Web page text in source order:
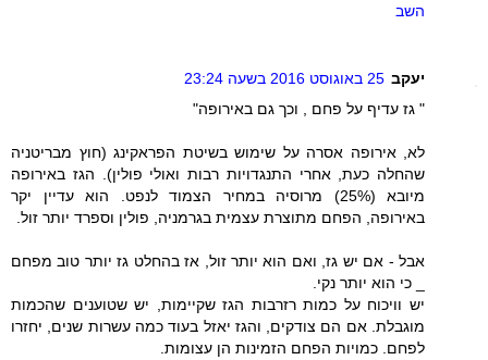
השב
יעקב 25 באוגוסט 2016 בשעה 23:24
" גז עדיף על פחם , וכך גם באירופה"
לא, אירופה אסרה על שימוש בשיטת הפראקינג (חוץ מבריטניה
שהחלה כעת, אחרי התנגדויות רבות ואולי פולין). הגז באירופה
מיובא (25%) מרוסיה במחיר הצמוד לנפט. הוא עדיין יקר
באירופה, הפחם מתוצרת עצמית בגרמניה, פולין וספרד יותר זול.
אבל - אם יש גז, ואם הוא יותר זול, אז בהחלט גז יותר טוב מפחם
_ כי הוא יותר נקי.
יש וויכוח על כמות רזרבות הגז שקיימות, יש שטוענים שהכמות
מוגבלת. אם הם צודקים, והגז יאזל בעוד כמה עשרות שנים, יחזרו
לפחם. כמויות הפחם הזמינות הן עצומות.